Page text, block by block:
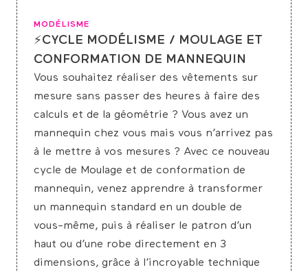
MODÉLISME
⚡CYCLE MODÉLISME / MOULAGE ET
CONFORMATION DE MANNEQUIN
Vous souhaitez réaliser des vêtements sur
mesure sans passer des heures à faire des
calculs et de la géométrie ? Vous avez un
mannequin chez vous mais vous n’arrivez pas
à le mettre à vos mesures ? Avec ce nouveau
cycle de Moulage et de conformation de
mannequin, venez apprendre à transformer
un mannequin standard en un double de
vous-même, puis à réaliser le patron d’un
haut ou d’une robe directement en 3
dimensions, grâce à l’incroyable technique